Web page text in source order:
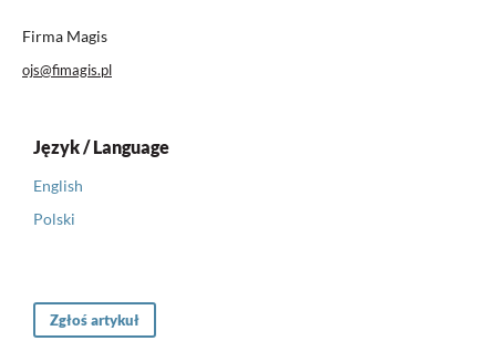
Firma Magis
ojs@fimagis.pl
Język / Language
English
Polski
Zgłoś artykuł